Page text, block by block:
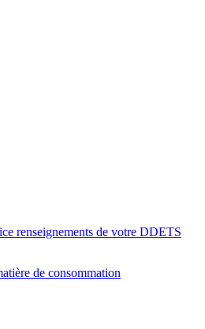
renseignements de votre DDETS
de consommation